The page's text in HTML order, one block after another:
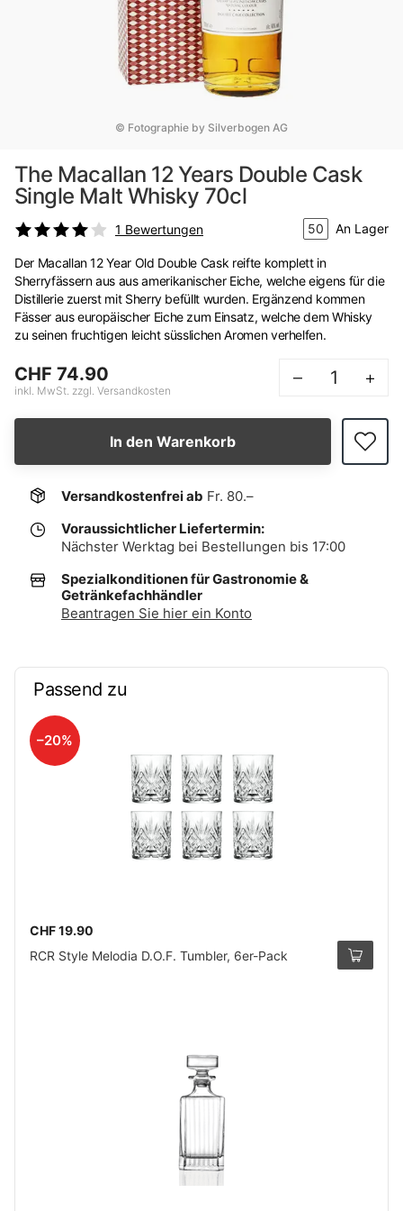
© Fotographie by Silverbogen AG
The Macallan 12 Years Double Cask
Single Malt Whisky 70cl
1 Bewertungen 50 An Lager
Der Macallan 12 Year Old Double Cask reifte komplett in
Sherryfässern aus aus amerikanischer Eiche, welche eigens für die
Distillerie zuerst mit Sherry befüllt wurden. Ergänzend kommen
Fässer aus europäischer Eiche zum Einsatz, welche dem Whisky
zu seinen fruchtigen leicht süsslichen Aromen verhelfen.
CHF 74.90
inkl. MwSt. zzgl. Versandkosten
– +
In den Warenkorb
Versandkostenfrei ab Fr. 80.–
Voraussichtlicher Liefertermin:
Nächster Werktag bei Bestellungen bis 17:00
Spezialkonditionen für Gastronomie &
Getränkefachhändler
Beantragen Sie hier ein Konto
Passend zu
–20%
CHF 19.90
RCR Style Melodia D.O.F. Tumbler, 6er-Pack